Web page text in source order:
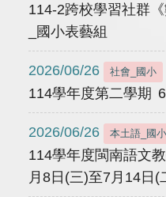
114-2跨校學習社群
_國小表藝組
2026/06/26 社會_國小
114學年度第二學期
2026/06/26 本土語_國小
114學年度閩南語文
月8日(三)至7月14日(